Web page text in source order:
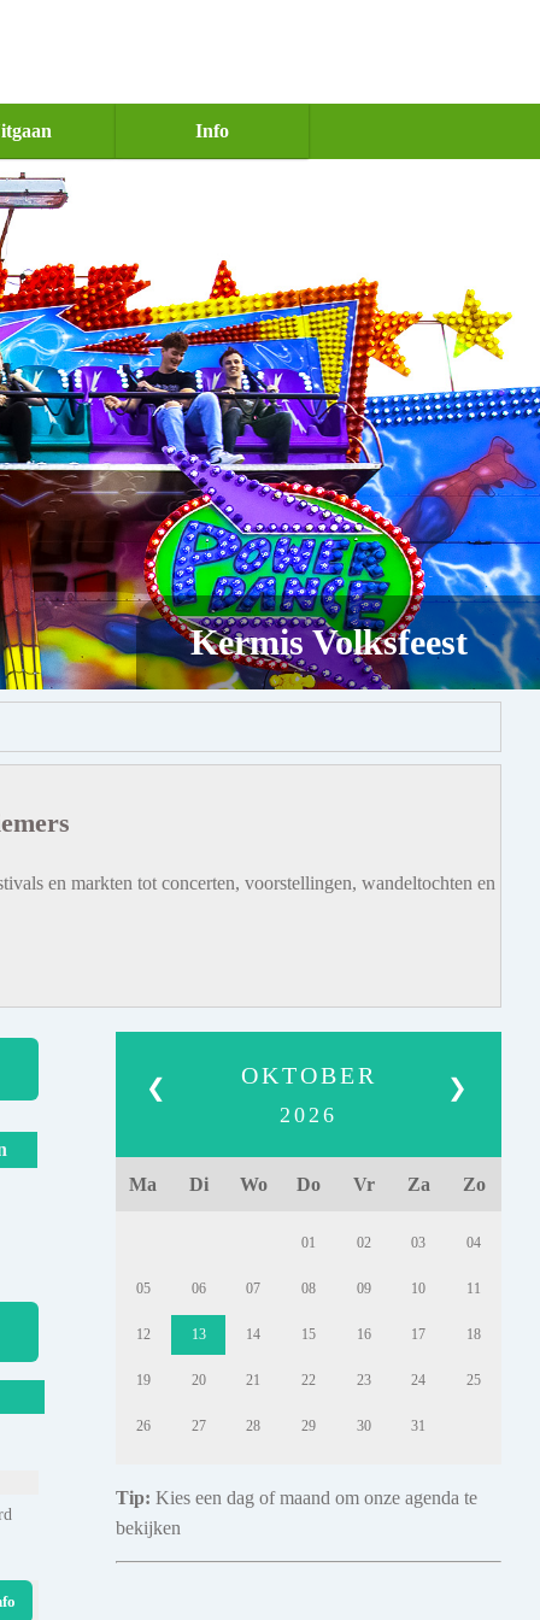
Info
Kermis Volksfeest
en markten tot concerten, voorstellingen, wandeltochten en
❮ ❯
OKTOBER
2026
Ma Di Wo Do Vr Za Zo
01 02 03 04
05 06 07 08 09 10 11
12 13 14 15 16 17 18
19 20 21 22 23 24 25
26 27 28 29 30 31
Tip: Kies een dag of maand om onze agenda te
bekijken